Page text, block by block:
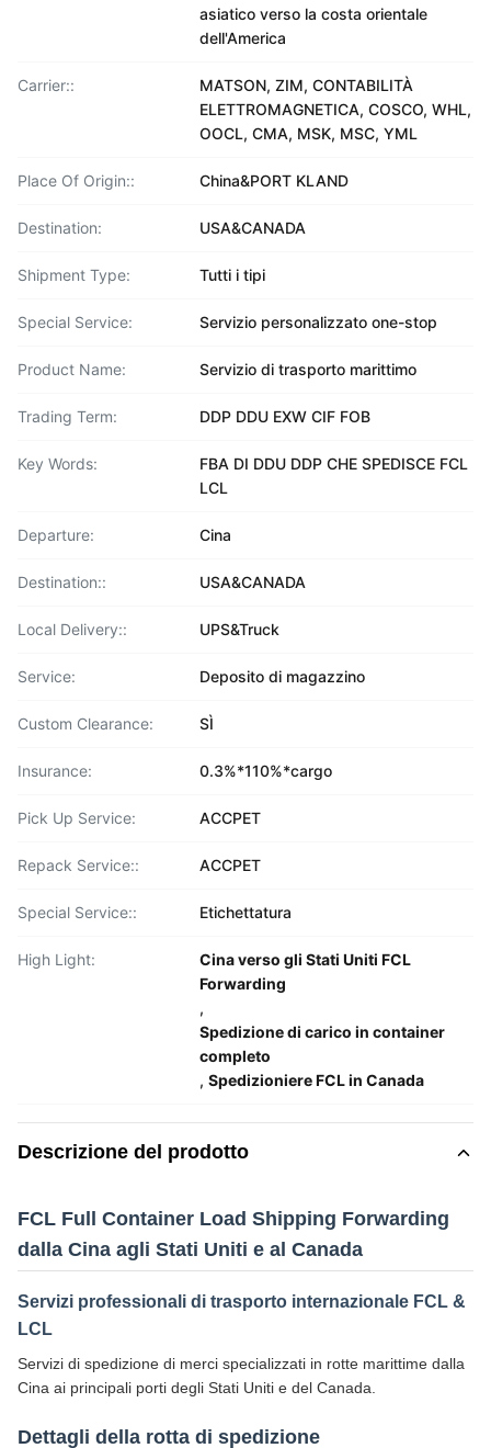
asiatico verso la costa orientale
dell'America
Carrier::
MATSON, ZIM, CONTABILITÀ
ELETTROMAGNETICA, COSCO, WHL,
OOCL, CMA, MSK, MSC, YML
Place Of Origin:: China&PORT KLAND
Destination: USA&CANADA
Shipment Type: Tutti i tipi
Special Service: Servizio personalizzato one-stop
Product Name: Servizio di trasporto marittimo
Trading Term: DDP DDU EXW CIF FOB
Key Words:
FBA DI DDU DDP CHE SPEDISCE FCL
LCL
Departure: Cina
Destination:: USA&CANADA
Local Delivery:: UPS&Truck
Service: Deposito di magazzino
Custom Clearance: SÌ
Insurance: 0.3%*110%*cargo
Pick Up Service: ACCPET
Repack Service:: ACCPET
Special Service:: Etichettatura
High Light:
Cina verso gli Stati Uniti FCL
Forwarding
,
Spedizione di carico in container
completo
, Spedizioniere FCL in Canada
Descrizione del prodotto
FCL Full Container Load Shipping Forwarding
dalla Cina agli Stati Uniti e al Canada
Servizi professionali di trasporto internazionale FCL &
LCL
Servizi di spedizione di merci specializzati in rotte marittime dalla
Cina ai principali porti degli Stati Uniti e del Canada.
Dettagli della rotta di spedizione